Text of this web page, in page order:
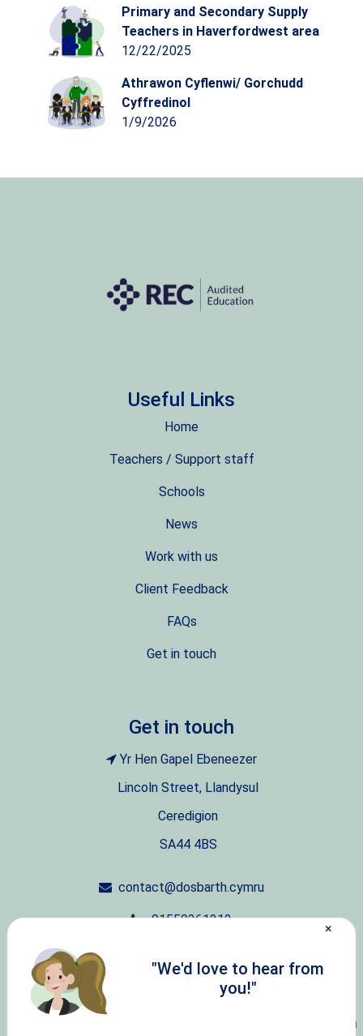
Primary and Secondary Supply
Teachers in Haverfordwest area
12/22/2025
Athrawon Cyflenwi/ Gorchudd
Cyffredinol
1/9/2026
×
"We'd love to hear from
you!"
Useful Links
Home
Teachers / Support staff
Schools
News
Work with us
Client Feedback
FAQs
Get in touch
Get in touch
Yr Hen Gapel Ebeneezer
Lincoln Street, Llandysul
Ceredigion
SA44 4BS
contact@dosbarth.cymru
01559361212
Data
Reduction Plan